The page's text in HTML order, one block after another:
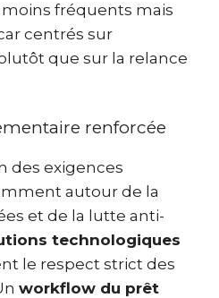
fréquents mais
centrés sur
que sur la relance
renforcée
des exigences
autour de la
et de la lutte anti-
technologiques
le respect strict des
workflow du prêt